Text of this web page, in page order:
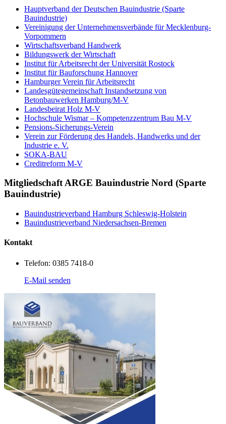
Hauptverband der Deutschen Bauindustrie (Sparte
Bauindustrie)
Vereinigung der Unternehmensverbände für Mecklenburg-
Vorpommern
Wirtschaftsverband Handwerk
Bildungswerk der Wirtschaft
Institut für Arbeitsrecht der Universität Rostock
Institut für Bauforschung Hannover
Hamburger Verein für Arbeitsrecht
Landesgütegemeinschaft Instandsetzung von
Betonbauwerken Hamburg/M-V
Landesbeirat Holz M-V
Hochschule Wismar – Kompetenzzentrum Bau M-V
Pensions-Sicherungs-Verein
Verein zur Förderung des Handels, Handwerks und der
Industrie e. V.
SOKA-BAU
Creditreform M-V
Mitgliedschaft ARGE Bauindustrie Nord (Sparte
Bauindustrie)
Bauindustrieverband Hamburg Schleswig-Holstein
Bauindustrieverband Niedersachsen-Bremen
Kontakt
Telefon: 0385 7418-0
E-Mail senden